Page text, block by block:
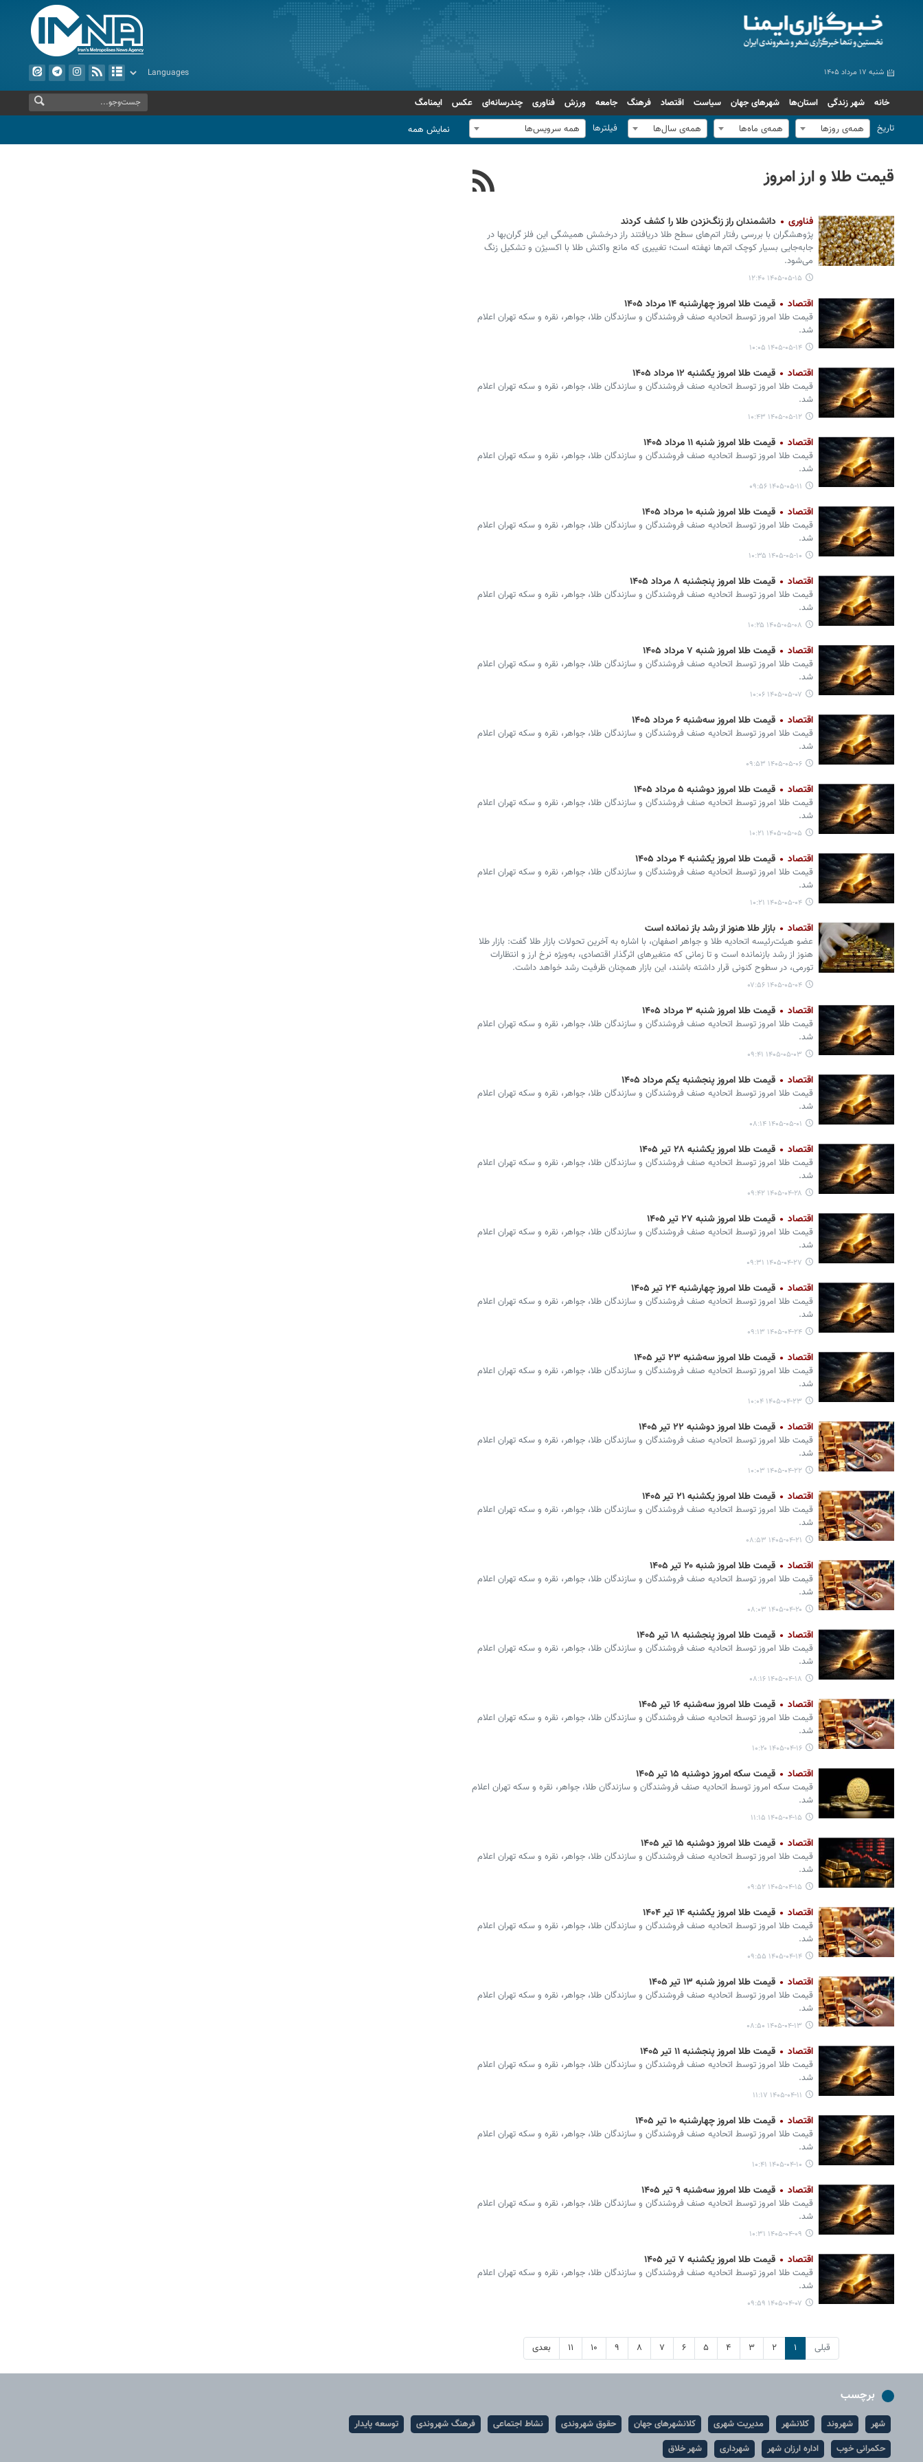
شنبه ۱۷ مرداد ۱۴۰۵
خانه شهر زندگی استان‌ها شهرهای جهان سیاست اقتصاد فرهنگ جامعه ورزش فناوری چندرسانه‌ای عکس
ایمنامگ
تاریخ
همه‌ی روزها همه‌ی ماه‌ها همه‌ی سال‌ها فیلترها همه سرویس‌ها نمایش همه
قیمت طلا و ارز امروز
فناوری دانشمندان راز زنگ‌نزدن طلا را کشف کردند
پژوهشگران با بررسی رفتار اتم‌های سطح طلا دریافتند راز درخشش همیشگی این فلز گران‌بها در
جابه‌جایی بسیار کوچک اتم‌ها نهفته است؛ تغییری که مانع واکنش طلا با اکسیژن و تشکیل زنگ
می‌شود.
۱۴۰۵-۰۵-۱۵ ۱۲:۴۰
اقتصاد قیمت طلا امروز چهارشنبه ۱۴ مرداد ۱۴۰۵
قیمت طلا امروز توسط اتحادیه صنف فروشندگان و سازندگان طلا، جواهر، نقره و سکه تهران اعلام
شد.
۱۴۰۵-۰۵-۱۴ ۱۰:۰۵
اقتصاد قیمت طلا امروز یکشنبه ۱۲ مرداد ۱۴۰۵
قیمت طلا امروز توسط اتحادیه صنف فروشندگان و سازندگان طلا، جواهر، نقره و سکه تهران اعلام
شد.
۱۴۰۵-۰۵-۱۲ ۱۰:۴۳
اقتصاد قیمت طلا امروز شنبه ۱۱ مرداد ۱۴۰۵
قیمت طلا امروز توسط اتحادیه صنف فروشندگان و سازندگان طلا، جواهر، نقره و سکه تهران اعلام
شد.
۱۴۰۵-۰۵-۱۱ ۰۹:۵۶
اقتصاد قیمت طلا امروز شنبه ۱۰ مرداد ۱۴۰۵
قیمت طلا امروز توسط اتحادیه صنف فروشندگان و سازندگان طلا، جواهر، نقره و سکه تهران اعلام
شد.
۱۴۰۵-۰۵-۱۰ ۱۰:۳۵
اقتصاد قیمت طلا امروز پنجشنبه ۸ مرداد ۱۴۰۵
قیمت طلا امروز توسط اتحادیه صنف فروشندگان و سازندگان طلا، جواهر، نقره و سکه تهران اعلام
شد.
۱۴۰۵-۰۵-۰۸ ۱۰:۲۵
اقتصاد قیمت طلا امروز شنبه ۷ مرداد ۱۴۰۵
قیمت طلا امروز توسط اتحادیه صنف فروشندگان و سازندگان طلا، جواهر، نقره و سکه تهران اعلام
شد.
۱۴۰۵-۰۵-۰۷ ۱۰:۰۶
اقتصاد قیمت طلا امروز سه‌شنبه ۶ مرداد ۱۴۰۵
قیمت طلا امروز توسط اتحادیه صنف فروشندگان و سازندگان طلا، جواهر، نقره و سکه تهران اعلام
شد.
۱۴۰۵-۰۵-۰۶ ۰۹:۵۳
اقتصاد قیمت طلا امروز دوشنبه ۵ مرداد ۱۴۰۵
قیمت طلا امروز توسط اتحادیه صنف فروشندگان و سازندگان طلا، جواهر، نقره و سکه تهران اعلام
شد.
۱۴۰۵-۰۵-۰۵ ۱۰:۲۱
اقتصاد قیمت طلا امروز یکشنبه ۴ مرداد ۱۴۰۵
قیمت طلا امروز توسط اتحادیه صنف فروشندگان و سازندگان طلا، جواهر، نقره و سکه تهران اعلام
شد.
۱۴۰۵-۰۵-۰۴ ۱۰:۲۱
اقتصاد بازار طلا هنوز از رشد باز نمانده است
عضو هیئت‌رئیسه اتحادیه طلا و جواهر اصفهان، با اشاره به آخرین تحولات بازار طلا گفت: بازار طلا
هنوز از رشد بازنمانده است و تا زمانی که متغیرهای اثرگذار اقتصادی، به‌ویژه نرخ ارز و انتظارات
تورمی، در سطوح کنونی قرار داشته باشند، این بازار همچنان ظرفیت رشد خواهد داشت.
۱۴۰۵-۰۵-۰۴ ۰۷:۵۶
اقتصاد قیمت طلا امروز شنبه ۳ مرداد ۱۴۰۵
قیمت طلا امروز توسط اتحادیه صنف فروشندگان و سازندگان طلا، جواهر، نقره و سکه تهران اعلام
شد.
۱۴۰۵-۰۵-۰۳ ۰۹:۴۱
اقتصاد قیمت طلا امروز پنجشنبه یکم مرداد ۱۴۰۵
قیمت طلا امروز توسط اتحادیه صنف فروشندگان و سازندگان طلا، جواهر، نقره و سکه تهران اعلام
شد.
۱۴۰۵-۰۵-۰۱ ۰۸:۱۴
اقتصاد قیمت طلا امروز یکشنبه ۲۸ تیر ۱۴۰۵
قیمت طلا امروز توسط اتحادیه صنف فروشندگان و سازندگان طلا، جواهر، نقره و سکه تهران اعلام
شد.
۱۴۰۵-۰۴-۲۸ ۰۹:۴۲
اقتصاد قیمت طلا امروز شنبه ۲۷ تیر ۱۴۰۵
قیمت طلا امروز توسط اتحادیه صنف فروشندگان و سازندگان طلا، جواهر، نقره و سکه تهران اعلام
شد.
۱۴۰۵-۰۴-۲۷ ۰۹:۳۱
اقتصاد قیمت طلا امروز چهارشنبه ۲۴ تیر ۱۴۰۵
قیمت طلا امروز توسط اتحادیه صنف فروشندگان و سازندگان طلا، جواهر، نقره و سکه تهران اعلام
شد.
۱۴۰۵-۰۴-۲۴ ۰۹:۱۳
اقتصاد قیمت طلا امروز سه‌شنبه ۲۳ تیر ۱۴۰۵
قیمت طلا امروز توسط اتحادیه صنف فروشندگان و سازندگان طلا، جواهر، نقره و سکه تهران اعلام
شد.
۱۴۰۵-۰۴-۲۳ ۱۰:۰۴
اقتصاد قیمت طلا امروز دوشنبه ۲۲ تیر ۱۴۰۵
قیمت طلا امروز توسط اتحادیه صنف فروشندگان و سازندگان طلا، جواهر، نقره و سکه تهران اعلام
شد.
۱۴۰۵-۰۴-۲۲ ۱۰:۰۳
اقتصاد قیمت طلا امروز یکشنبه ۲۱ تیر ۱۴۰۵
قیمت طلا امروز توسط اتحادیه صنف فروشندگان و سازندگان طلا، جواهر، نقره و سکه تهران اعلام
شد.
۱۴۰۵-۰۴-۲۱ ۰۸:۵۳
اقتصاد قیمت طلا امروز شنبه ۲۰ تیر ۱۴۰۵
قیمت طلا امروز توسط اتحادیه صنف فروشندگان و سازندگان طلا، جواهر، نقره و سکه تهران اعلام
شد.
۱۴۰۵-۰۴-۲۰ ۰۸:۰۳
اقتصاد قیمت طلا امروز پنجشنبه ۱۸ تیر ۱۴۰۵
قیمت طلا امروز توسط اتحادیه صنف فروشندگان و سازندگان طلا، جواهر، نقره و سکه تهران اعلام
شد.
۱۴۰۵-۰۴-۱۸ ۰۸:۱۶
اقتصاد قیمت طلا امروز سه‌شنبه ۱۶ تیر ۱۴۰۵
قیمت طلا امروز توسط اتحادیه صنف فروشندگان و سازندگان طلا، جواهر، نقره و سکه تهران اعلام
شد.
۱۴۰۵-۰۴-۱۶ ۱۰:۲۰
اقتصاد قیمت سکه امروز دوشنبه ۱۵ تیر ۱۴۰۵
قیمت سکه امروز توسط اتحادیه صنف فروشندگان و سازندگان طلا، جواهر، نقره و سکه تهران اعلام
شد.
۱۴۰۵-۰۴-۱۵ ۱۱:۱۵
اقتصاد قیمت طلا امروز دوشنبه ۱۵ تیر ۱۴۰۵
قیمت طلا امروز توسط اتحادیه صنف فروشندگان و سازندگان طلا، جواهر، نقره و سکه تهران اعلام
شد.
۱۴۰۵-۰۴-۱۵ ۰۹:۵۲
اقتصاد قیمت طلا امروز یکشنبه ۱۴ تیر ۱۴۰۴
قیمت طلا امروز توسط اتحادیه صنف فروشندگان و سازندگان طلا، جواهر، نقره و سکه تهران اعلام
شد.
۱۴۰۵-۰۴-۱۴ ۰۹:۵۵
اقتصاد قیمت طلا امروز شنبه ۱۳ تیر ۱۴۰۵
قیمت طلا امروز توسط اتحادیه صنف فروشندگان و سازندگان طلا، جواهر، نقره و سکه تهران اعلام
شد.
۱۴۰۵-۰۴-۱۳ ۰۸:۵۰
اقتصاد قیمت طلا امروز پنجشنبه ۱۱ تیر ۱۴۰۵
قیمت طلا امروز توسط اتحادیه صنف فروشندگان و سازندگان طلا، جواهر، نقره و سکه تهران اعلام
شد.
۱۴۰۵-۰۴-۱۱ ۱۱:۱۷
اقتصاد قیمت طلا امروز چهارشنبه ۱۰ تیر ۱۴۰۵
قیمت طلا امروز توسط اتحادیه صنف فروشندگان و سازندگان طلا، جواهر، نقره و سکه تهران اعلام
شد.
۱۴۰۵-۰۴-۱۰ ۱۰:۴۱
اقتصاد قیمت طلا امروز سه‌شنبه ۹ تیر ۱۴۰۵
قیمت طلا امروز توسط اتحادیه صنف فروشندگان و سازندگان طلا، جواهر، نقره و سکه تهران اعلام
شد.
۱۴۰۵-۰۴-۰۹ ۱۰:۳۱
اقتصاد قیمت طلا امروز یکشنبه ۷ تیر ۱۴۰۵
قیمت طلا امروز توسط اتحادیه صنف فروشندگان و سازندگان طلا، جواهر، نقره و سکه تهران اعلام
شد.
۱۴۰۵-۰۴-۰۷ ۰۹:۵۹
قبلی ۱ ۲ ۳ ۴ ۵ ۶ ۷ ۸ ۹ ۱۰ ۱۱ بعدی
برچسب
شهر شهروند کلانشهر مدیریت شهری کلانشهرهای جهان حقوق شهروندی نشاط اجتماعی فرهنگ شهروندی
توسعه پایدار
حکمرانی خوب
اداره ارزان شهر شهرداری شهر خلاق